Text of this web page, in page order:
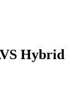
Hybrid